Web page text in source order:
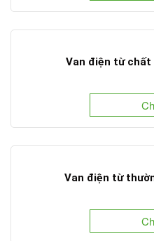
Van điện từ chất
Van điện từ